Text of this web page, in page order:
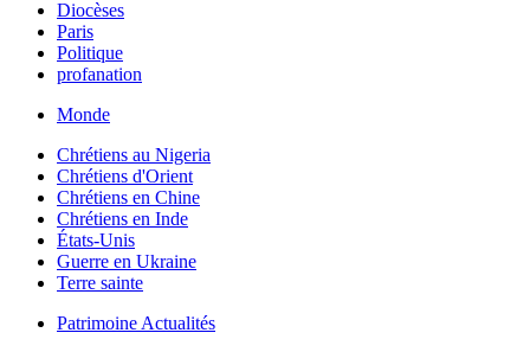
Diocèses
Paris
Politique
profanation
Monde
Chrétiens au Nigeria
Chrétiens d'Orient
Chrétiens en Chine
Chrétiens en Inde
États-Unis
Guerre en Ukraine
Terre sainte
Patrimoine Actualités